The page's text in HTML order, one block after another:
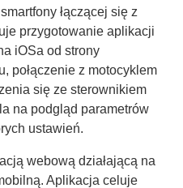
łączącej się z
przygotowanie aplikacji
iOSa od strony
połączenie z motocyklem
się ze sterownikiem
na podgląd parametrów
ustawień.
webową działającą na
Aplikacja celuje